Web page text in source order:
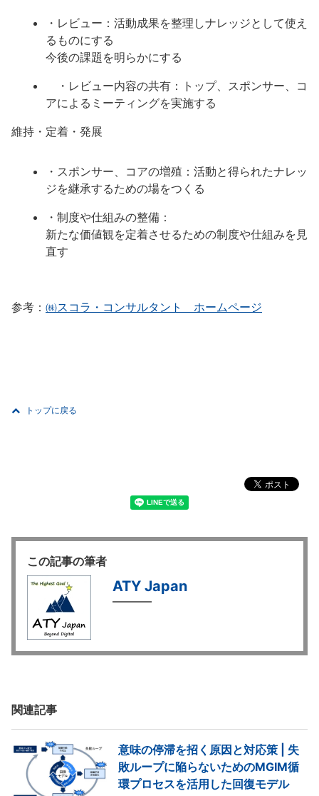
・レビュー：活動成果を整理しナレッジとして使え
るものにする
今後の課題を明らかにする
・レビュー内容の共有：トップ、スポンサー、コ
アによるミーティングを実施する
維持・定着・発展
・スポンサー、コアの増殖：活動と得られたナレッ
ジを継承するための場をつくる
・制度や仕組みの整備：
新たな価値観を定着させるための制度や仕組みを見
直す
参考： ㈱スコラ・コンサルタント ホームページ
トップに戻る
この記事の筆者
ATY Japan
関連記事
意味の停滞を招く原因と対応策 | 失
敗ループに陥らないためのMGIM循
環プロセスを活用した回復モデル